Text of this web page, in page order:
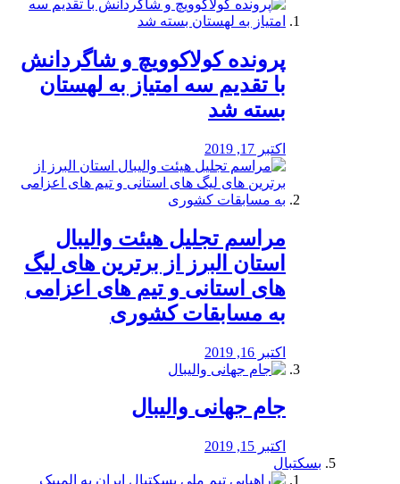
پرونده کولاکوویچ و شاگردانش
با تقدیم سه امتیاز به لهستان
بسته شد
اکتبر 17, 2019
مراسم تجلیل هیئت والیبال
استان البرز از برترین های لیگ
های استانی و تیم های اعزامی
به مسابقات کشوری
اکتبر 16, 2019
جام جهانی والیبال
اکتبر 15, 2019
بسکتبال